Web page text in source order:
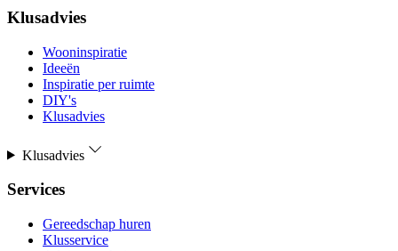
Klusadvies
Wooninspiratie
Ideeën
Inspiratie per ruimte
DIY's
Klusadvies
Klusadvies
Services
Gereedschap huren
Klusservice